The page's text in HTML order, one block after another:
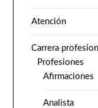
Atención
Carrera
Profesiones
Afirmaciones
Analista